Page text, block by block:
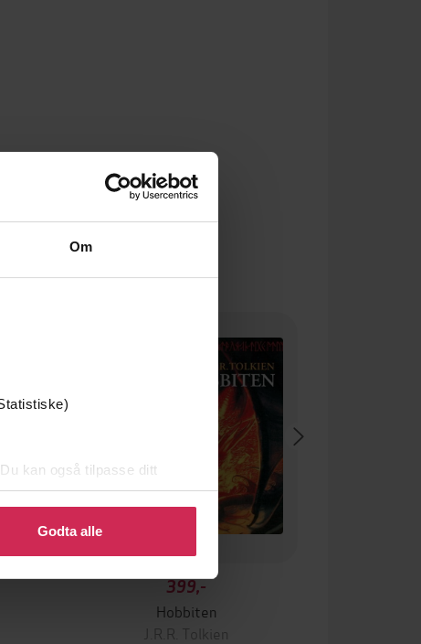
Om
kan også tilpasse ditt
eller endre ditt samtykke.
Godta alle
399,-
Hobbiten
J.R.R. Tolkien